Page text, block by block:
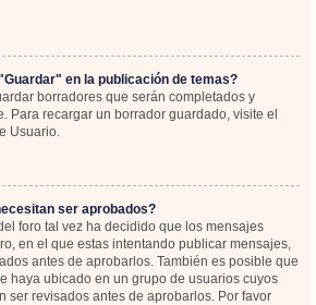
en la publicación de temas?
borradores que serán completados y
Para recargar un borrador guardado, visite el
Usuario.
ser aprobados?
foro tal vez ha decidido que los mensajes
en el que estas intentando publicar mensajes,
antes de aprobarlos. También es posible que
haya ubicado en un grupo de usuarios cuyos
ser revisados antes de aprobarlos. Por favor